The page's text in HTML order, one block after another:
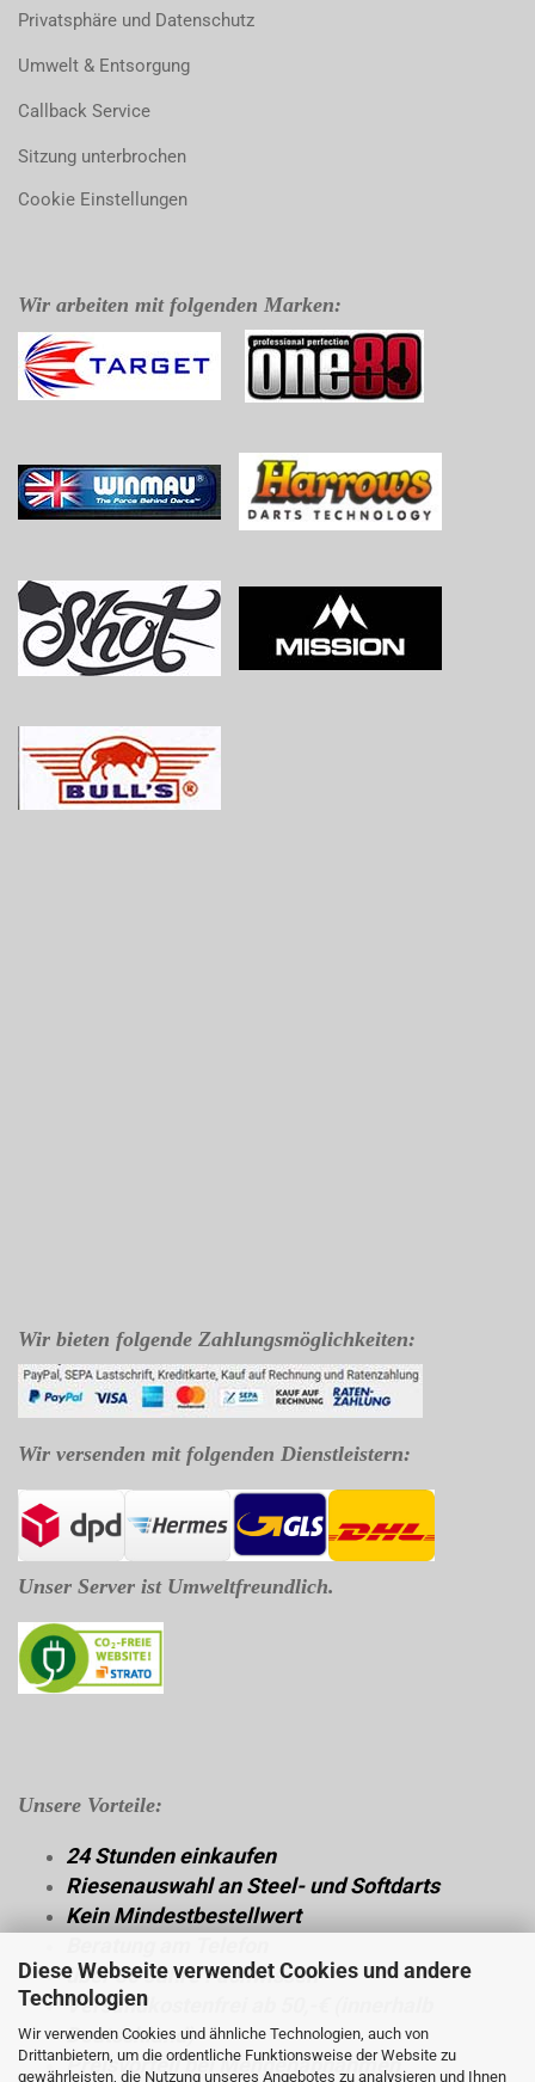
Diese Webseite verwendet Cookies und andere
Technologien
Wir verwenden Cookies und ähnliche Technologien, auch von
Drittanbietern, um die ordentliche Funktionsweise der Website zu
gewährleisten, die Nutzung unseres Angebotes zu analysieren und Ihnen
Privatsphäre und Datenschutz
Umwelt & Entsorgung
Callback Service
Sitzung unterbrochen
Cookie Einstellungen
Wir arbeiten mit folgenden Marken:
Wir bieten folgende Zahlungsmöglichkeiten:
Wir versenden mit folgenden Dienstleistern:
Unser Server ist Umweltfreundlich.
Unsere Vorteile:
24 Stunden einkaufen
Riesenauswahl an Steel- und Softdarts
Kein Mindestbestellwert
über 30 Jahre Fachwissen
Versandkostenfrei ab 50,-€ (innerhalb
Deutschland)
Preisvorteil bei Mengenabnahmen